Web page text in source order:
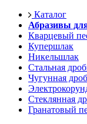
Каталог
Абразивы
Кварцевый
Купершлак
Никельшлак
Стальная
Чугунная
Стеклянная
Гранатовый